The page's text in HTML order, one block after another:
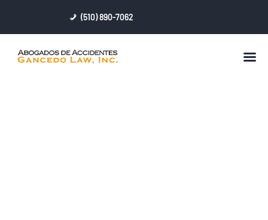
(510) 890-7062